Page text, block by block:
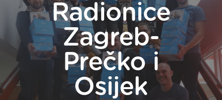
Radionice
Zagreb-
Prečko i
Osijek